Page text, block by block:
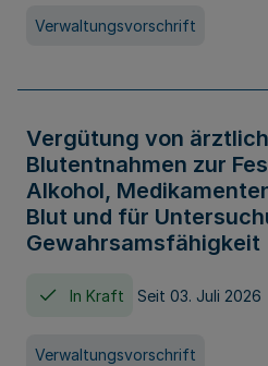
Verwaltungsvorschrift
Vergütung von
Blutentnahmen zur
Alkohol,
Blut und für
Gewahrsamsfähigkeit
In Kraft Seit 03. Juli 2026
Verwaltungsvorschrift